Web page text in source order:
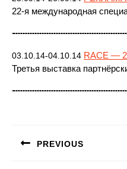
22-я международная
03.10.14-04.10.14 RACE —
Третья выставка
записям
PREVIOUS